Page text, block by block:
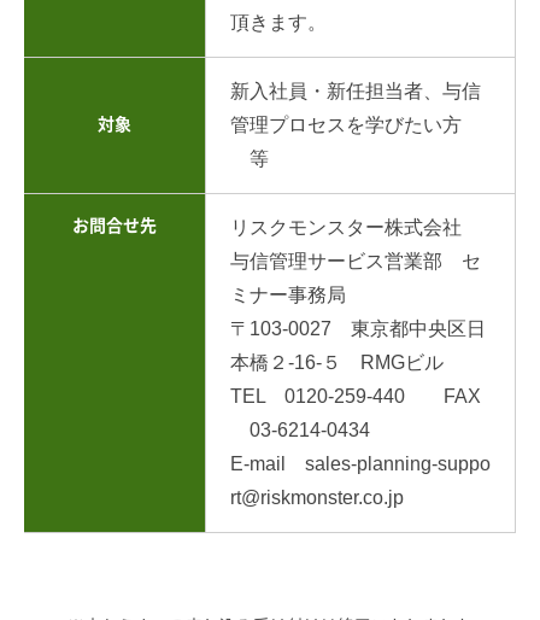
頂きます。
対象
新入社員・新任担当者、与信
管理プロセスを学びたい方
等
お問合せ先
リスクモンスター株式会社
与信管理サービス営業部 セ
ミナー事務局
〒103-0027 東京都中央区日
本橋２-16-５ RMGビル
TEL 0120-259-440 FAX
03-6214-0434
E-mail sales-planning-suppo
rt@riskmonster.co.jp